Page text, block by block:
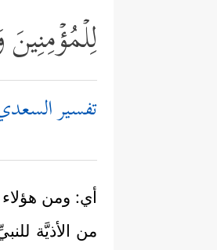
تفسير
أي: ومن هؤلاء
من الأذيَّة